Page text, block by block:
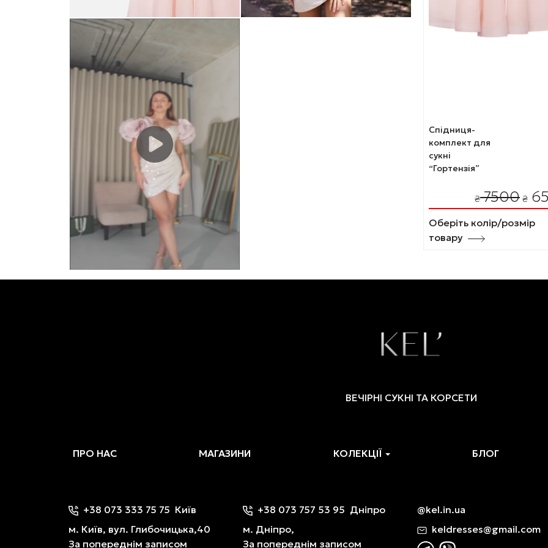
Спідниця-
комплект для
сукні
“Гортензія”
₴7500
ціна:
₴
₴
Оберіть колір/розмір
товару
ВЕЧІРНІ СУКНІ ТА КОРСЕТИ
ПРО НАС МАГАЗИНИ КОЛЕКЦІЇ БЛОГ
+38 073 333 75 75 Київ
м. Київ, вул. Глибочицька,40
За попереднім записом
+38 073 757 53 95 Дніпро
м. Дніпро,
За попереднім записом
@kel.in.ua
keldresses@gmail.com